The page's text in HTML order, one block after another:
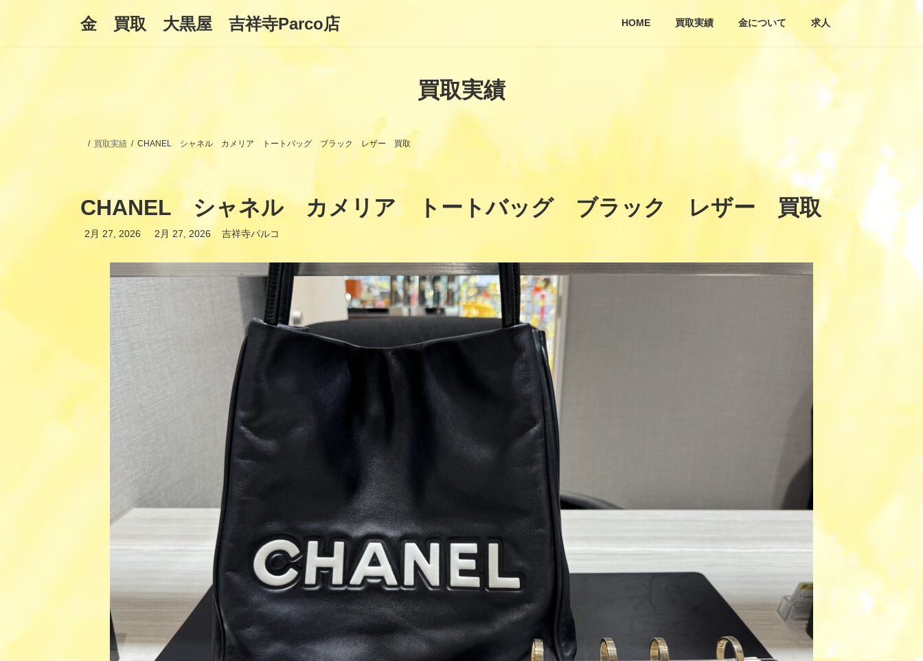
金 買取 大黒屋 吉祥寺Parco店 HOME 買取実績 金について 求人
買取実績
買取実績 CHANEL シャネル カメリア トートバッグ ブラック レザー 買取
CHANEL シャネル カメリア トートバッグ ブラック レザー 買取
2月 27, 2026
最
2月 27, 2026 吉祥寺パルコ